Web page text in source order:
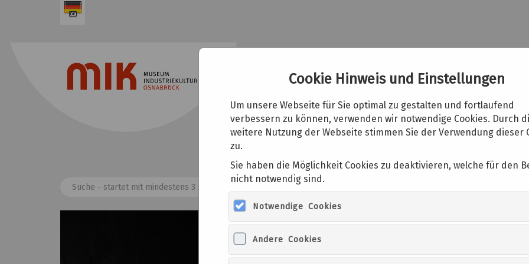
Cookie Hinweis und Einstellungen
Um unsere Webseite für Sie optimal zu gestalten und fortlaufend
verbessern zu können, verwenden wir notwendige Cookies. Durch
weitere Nutzung der Webseite stimmen Sie der Verwendung dieser
zu.
Sie haben die Möglichkeit Cookies zu deaktivieren, welche für den
nicht notwendig sind.
Notwendige Cookies
Andere Cookies
Tickets Führungen/ Veranstaltungen
Lichtertour am Piesberg - Führung
Nach einer kurzen Führung durch den unterirdischen
der Steinkohlenzeche am Piesberg besucht und